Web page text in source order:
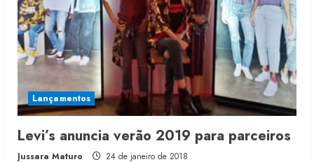
Lançamentos
Levi’s anuncia verão 2019 para parceiros
Jussara Maturo 24 de janeiro de 2018